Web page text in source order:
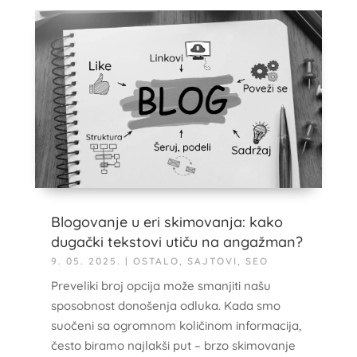
Blogovanje u eri skimovanja: kako
dugački tekstovi utiču na angažman?
9. 05. 2025. | OSTALO, SAJTOVI , SEO
Preveliki broj opcija može smanjiti našu
sposobnost donošenja odluka. Kada smo
suočeni sa ogromnom količinom informacija,
često biramo najlakši put – brzo skimovanje